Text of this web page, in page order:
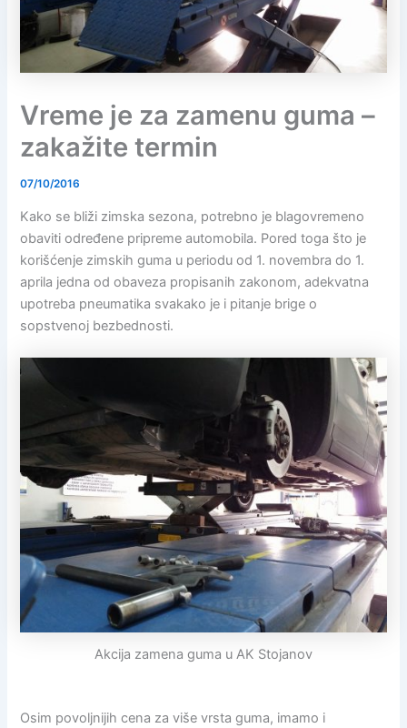
Vreme je za zamenu guma –
zakažite termin
07/10/2016
Kako se bliži zimska sezona, potrebno je blagovremeno
obaviti određene pripreme automobila. Pored toga što je
korišćenje zimskih guma u periodu od 1. novembra do 1.
aprila jedna od obaveza propisanih zakonom, adekvatna
upotreba pneumatika svakako je i pitanje brige o
sopstvenoj bezbednosti.
Akcija zamena guma u AK Stojanov
Osim povoljnijih cena za više vrsta guma, imamo i